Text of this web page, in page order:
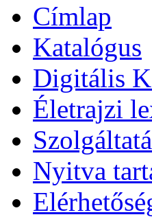
Címlap
Katalógus
Digitális
Életrajzi
Nyitva